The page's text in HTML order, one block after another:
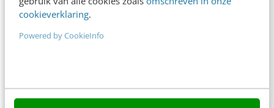
cookieverklaring.
Powered by CookieInfo
Werken bij